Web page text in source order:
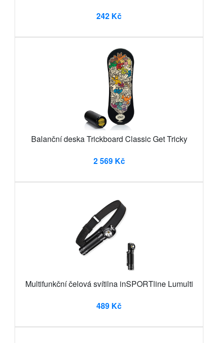
242 Kč
Balanční deska Trickboard Classic Get Tricky
2 569 Kč
Multifunkční čelová svítilna inSPORTline Lumulti
489 Kč